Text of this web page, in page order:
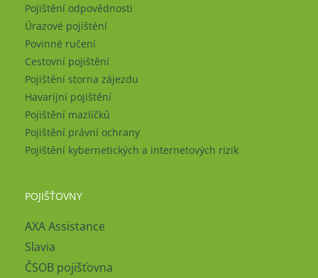
Pojištění odpovědnosti
Úrazové pojištění
Povinné ručení
Cestovní pojištění
Pojištění storna zájezdu
Havarijní pojištění
Pojištění mazlíčků
Pojištění právní ochrany
Pojištění kybernetických a internetových rizik
POJIŠŤOVNY
AXA Assistance
Slavia
ČSOB pojišťovna